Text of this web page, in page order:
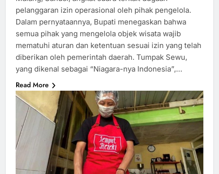
pelanggaran izin operasional oleh pihak pengelola.
Dalam pernyataannya, Bupati menegaskan bahwa
semua pihak yang mengelola objek wisata wajib
mematuhi aturan dan ketentuan sesuai izin yang telah
diberikan oleh pemerintah daerah. Tumpak Sewu,
yang dikenal sebagai “Niagara-nya Indonesia”,…
Read More